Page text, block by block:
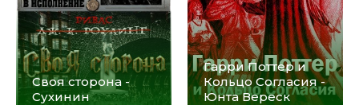
Своя сторона -
Сухинин
Гарри Поттер и
Кольцо Согласия -
Юнта Вереск